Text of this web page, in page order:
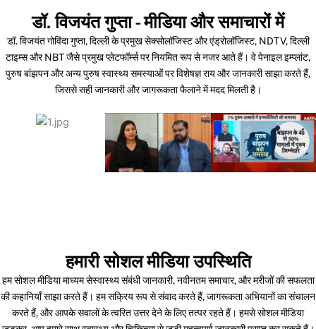
डॉ. विजयंत गुप्ता - मीडिया और समाचारों में
डॉ. विजयंत गोविंदा गुप्ता, दिल्ली के प्रमुख सेक्सोलॉजिस्ट और एंड्रोलॉजिस्ट, NDTV, दिल्ली
टाइम्स और NBT जैसे प्रमुख प्लेटफॉर्म्स पर नियमित रूप से नजर आते हैं। वे पेनाइल इम्प्लांट,
पुरुष बांझपन और अन्य पुरुष स्वास्थ्य समस्याओं पर विशेषज्ञ राय और जानकारी साझा करते हैं,
जिससे सही जानकारी और जागरूकता फैलाने में मदद मिलती है।
हमारी सोशल मीडिया उपस्थिति
हम सोशल मीडिया माध्यम सेस्वास्थ्य संबंधी जानकारी, नवीनतम समाचार, और मरीजों की सफलता
की कहानियाँ साझा करते हैं। हम सक्रिय रूप से संवाद करते हैं, जागरूकता अभियानों का संचालन
करते हैं, और आपके सवालों के त्वरित उत्तर देने के लिए तत्पर रहते हैं। हमसे सोशल मीडिया